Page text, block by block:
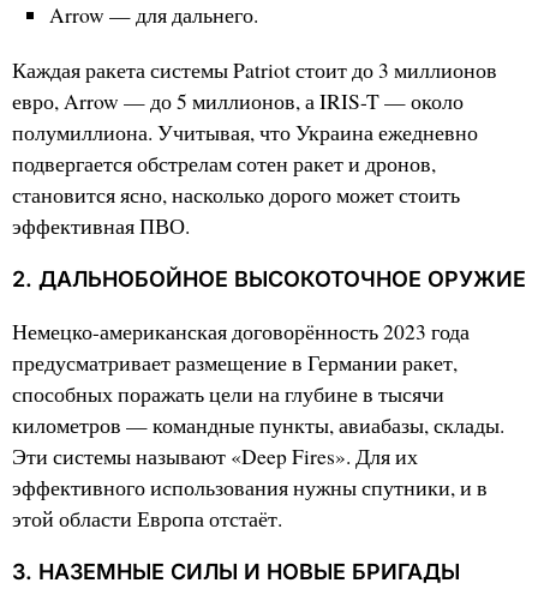
Arrow — для дальнего.
Каждая ракета системы Patriot стоит до 3 миллионов
евро, Arrow — до 5 миллионов, а IRIS-T — около
полумиллиона. Учитывая, что Украина ежедневно
подвергается обстрелам сотен ракет и дронов,
становится ясно, насколько дорого может стоить
эффективная ПВО.
2. ДАЛЬНОБОЙНОЕ ВЫСОКОТОЧНОЕ ОРУЖИЕ
Немецко-американская договорённость 2023 года
предусматривает размещение в Германии ракет,
способных поражать цели на глубине в тысячи
километров — командные пункты, авиабазы, склады.
Эти системы называют «Deep Fires». Для их
эффективного использования нужны спутники, и в
этой области Европа отстаёт.
3. НАЗЕМНЫЕ СИЛЫ И НОВЫЕ БРИГАДЫ